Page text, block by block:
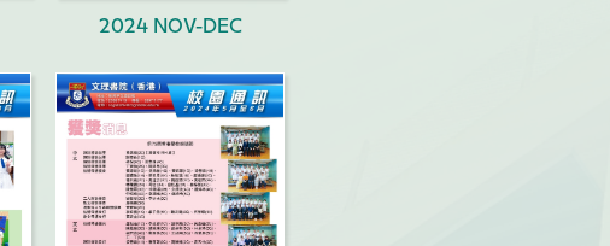
2024 NOV-DEC